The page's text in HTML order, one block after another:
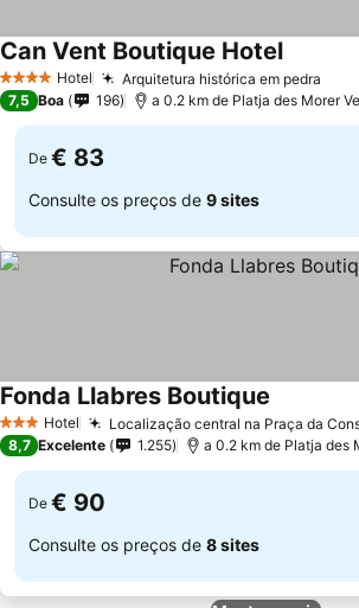
4 EstrelasHotel Arquitetura histórica em pedra
Can Vent Boutique Hotel
7,5 Boa 196 a 0.2 km de Platja des Morer
De € 83
Consulte os preços de 9 sites
3 EstrelasHotel Localização central na Praça da
Fonda Llabres Boutique
8,7 Excelente 1.255 a 0.2 km de Platja des
De € 90
Consulte os preços de 8 sites